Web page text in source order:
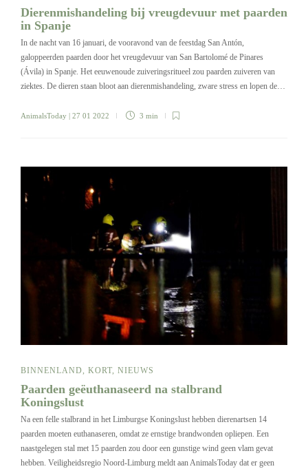
Dierenmishandeling bij vreugdevuur met paarden
in Spanje
In de nacht van 16 januari, de vooravond van de feestdag San Antón,
galoppeerden paarden door het vreugdevuur van San Bartolomé de Pinares
(Ávila) in Spanje. Het eeuwenoude zuiveringsritueel zou paarden zuiveren van
ziektes. De dieren staan bloot aan dierenmishandeling, zware stress en lopen de…
AnimalsToday | 27 01 2022 3 min
BINNENLAND KORT NIEUWS
Paarden geëuthanaseerd na stalbrand
Koningslust
Na een felle stalbrand in het Limburgse Koningslust hebben dierenartsen 14
paarden moeten euthanaseren, omdat ze ernstige brandwonden opliepen. Een
naastgelegen stal met 15 paarden zou door een gunstige wind geen vlam gevat
hebben. Veiligheidsregio Noord-Limburg meldt aan AnimalsToday dat er geen